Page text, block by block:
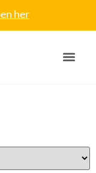
her